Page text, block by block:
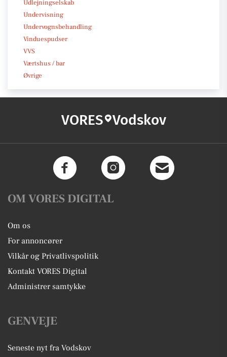
Udlejningselskab
Undervisning
Undervognsbehandling
Vinduespudser
VVS
Værtshus / bar
Øvrige
VORES Vodskov
OM VORES DIGITAL
Om os
For annoncører
Vilkår og Privatlivspolitik
Kontakt VORES Digital
Administrer samtykke
GENVEJE
Seneste nyt fra Vodskov